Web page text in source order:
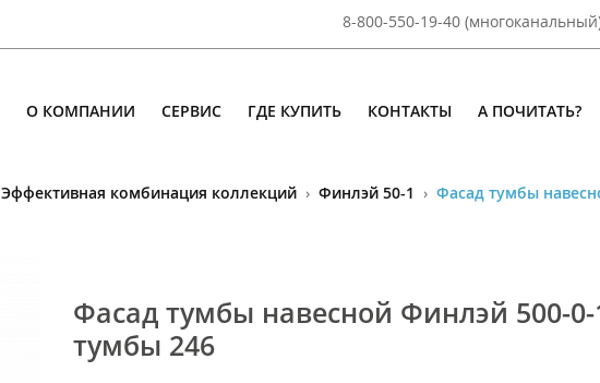
8-800-550-19-40
О КОМПАНИИ СЕРВИС ГДЕ КУПИТЬ КОНТАКТЫ А ПОЧИТАТЬ?
Эффективная комбинация коллекций › Финлэй 50-1 › Фасад тумбы
Фасад тумбы навесной Финлэй 500-0-
тумбы 246